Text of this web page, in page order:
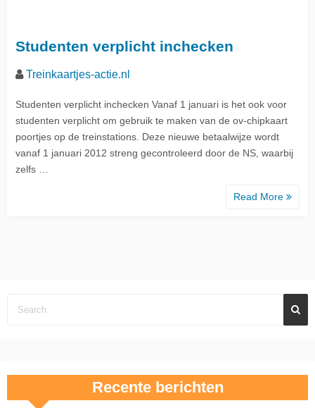
Studenten verplicht inchecken
Treinkaartjes-actie.nl
Studenten verplicht inchecken Vanaf 1 januari is het ook voor
studenten verplicht om gebruik te maken van de ov-chipkaart
poortjes op de treinstations. Deze nieuwe betaalwijze wordt
vanaf 1 januari 2012 streng gecontroleerd door de NS, waarbij
zelfs …
Read More
Recente berichten